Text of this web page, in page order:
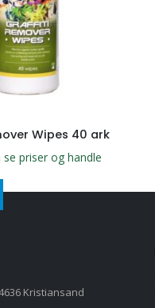
Wipes 40 ark
priser og handle
Kristiansand